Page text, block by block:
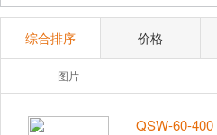
综合排序 价格
图片
QSW-60-400